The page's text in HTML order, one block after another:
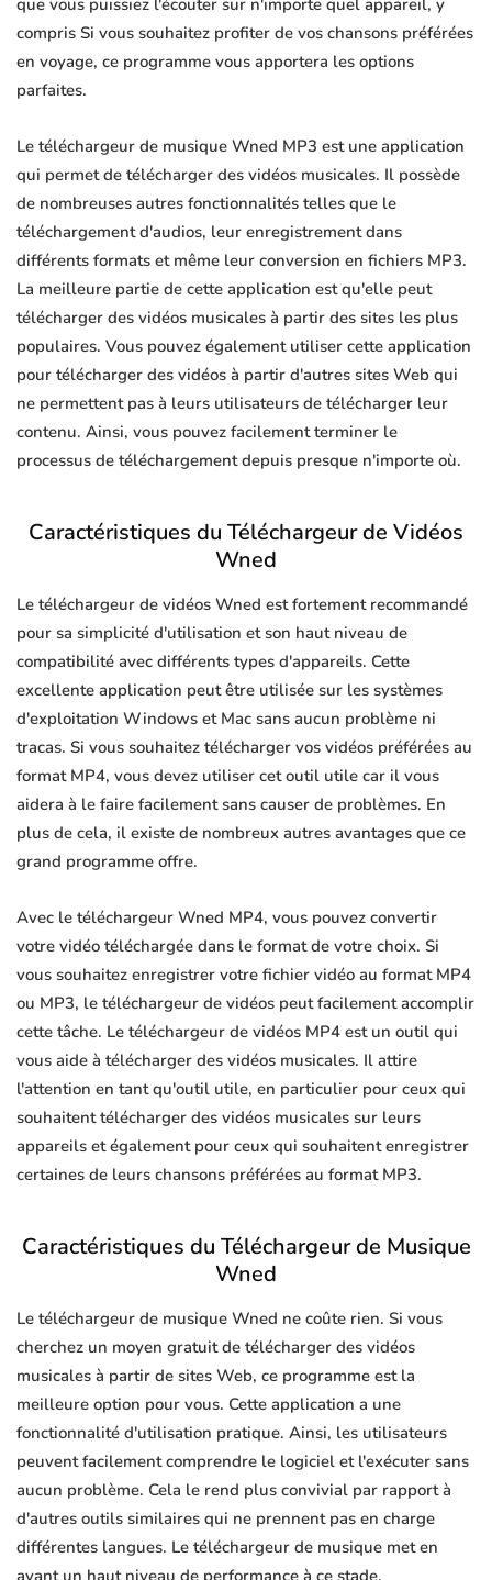
que vous puissiez l'écouter sur n'importe quel appareil, y
compris Si vous souhaitez profiter de vos chansons préférées
en voyage, ce programme vous apportera les options
parfaites.
Le téléchargeur de musique Wned MP3 est une application
qui permet de télécharger des vidéos musicales. Il possède
de nombreuses autres fonctionnalités telles que le
téléchargement d'audios, leur enregistrement dans
différents formats et même leur conversion en fichiers MP3.
La meilleure partie de cette application est qu'elle peut
télécharger des vidéos musicales à partir des sites les plus
populaires. Vous pouvez également utiliser cette application
pour télécharger des vidéos à partir d'autres sites Web qui
ne permettent pas à leurs utilisateurs de télécharger leur
contenu. Ainsi, vous pouvez facilement terminer le
processus de téléchargement depuis presque n'importe où.
Caractéristiques du Téléchargeur de Vidéos
Wned
Le téléchargeur de vidéos Wned est fortement recommandé
pour sa simplicité d'utilisation et son haut niveau de
compatibilité avec différents types d'appareils. Cette
excellente application peut être utilisée sur les systèmes
d'exploitation Windows et Mac sans aucun problème ni
tracas. Si vous souhaitez télécharger vos vidéos préférées au
format MP4, vous devez utiliser cet outil utile car il vous
aidera à le faire facilement sans causer de problèmes. En
plus de cela, il existe de nombreux autres avantages que ce
grand programme offre.
Avec le téléchargeur Wned MP4, vous pouvez convertir
votre vidéo téléchargée dans le format de votre choix. Si
vous souhaitez enregistrer votre fichier vidéo au format MP4
ou MP3, le téléchargeur de vidéos peut facilement accomplir
cette tâche. Le téléchargeur de vidéos MP4 est un outil qui
vous aide à télécharger des vidéos musicales. Il attire
l'attention en tant qu'outil utile, en particulier pour ceux qui
souhaitent télécharger des vidéos musicales sur leurs
appareils et également pour ceux qui souhaitent enregistrer
certaines de leurs chansons préférées au format MP3.
Caractéristiques du Téléchargeur de Musique
Wned
Le téléchargeur de musique Wned ne coûte rien. Si vous
cherchez un moyen gratuit de télécharger des vidéos
musicales à partir de sites Web, ce programme est la
meilleure option pour vous. Cette application a une
fonctionnalité d'utilisation pratique. Ainsi, les utilisateurs
peuvent facilement comprendre le logiciel et l'exécuter sans
aucun problème. Cela le rend plus convivial par rapport à
d'autres outils similaires qui ne prennent pas en charge
différentes langues. Le téléchargeur de musique met en